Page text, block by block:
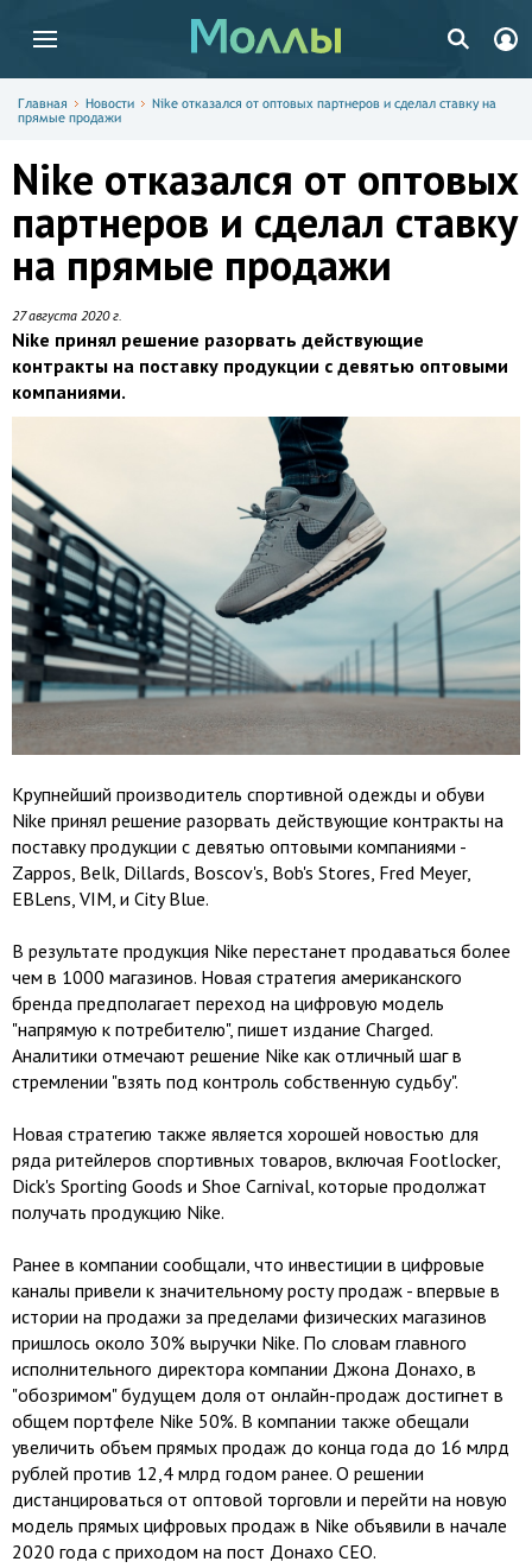
Главная Новости
Nike отказался от оптовых партнеров и сделал ставку на
прямые продажи
Nike отказался от оптовых
партнеров и сделал ставку
на прямые продажи
27 августа 2020 г.
Nike принял решение разорвать действующие
контракты на поставку продукции с девятью оптовыми
компаниями.
Крупнейший производитель спортивной одежды и обуви
Nike принял решение разорвать действующие контракты на
поставку продукции с девятью оптовыми компаниями -
Zappos, Belk, Dillards, Boscov's, Bob's Stores, Fred Meyer,
EBLens, VIM, и City Blue.
В результате продукция Nike перестанет продаваться более
чем в 1000 магазинов. Новая стратегия американского
бренда предполагает переход на цифровую модель
"напрямую к потребителю", пишет издание Charged.
Аналитики отмечают решение Nike как отличный шаг в
стремлении "взять под контроль собственную судьбу".
Новая стратегию также является хорошей новостью для
ряда ритейлеров спортивных товаров, включая Footlocker,
Dick's Sporting Goods и Shoe Carnival, которые продолжат
получать продукцию Nike.
Ранее в компании сообщали, что инвестиции в цифровые
каналы привели к значительному росту продаж - впервые в
истории на продажи за пределами физических магазинов
пришлось около 30% выручки Nike. По словам главного
исполнительного директора компании Джона Донахо, в
"обозримом" будущем доля от онлайн-продаж достигнет в
общем портфеле Nike 50%. В компании также обещали
увеличить объем прямых продаж до конца года до 16 млрд
рублей против 12,4 млрд годом ранее. О решении
дистанцироваться от оптовой торговли и перейти на новую
модель прямых цифровых продаж в Nike объявили в начале
2020 года с приходом на пост Донахо CEO.